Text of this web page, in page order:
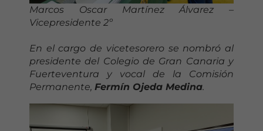
Marcos Oscar Martínez Álvarez –
Vicepresidente 2º
En el cargo de vicetesorero se nombró al
presidente del Colegio de Gran Canaria y
Fuerteventura y vocal de la Comisión
Permanente, Fermín Ojeda Medina.